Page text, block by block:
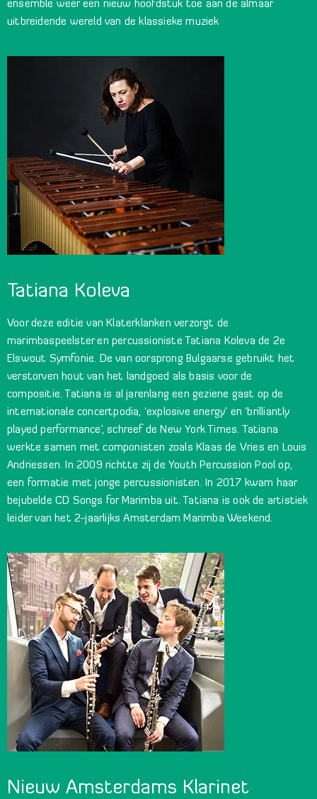
ensemble weer een nieuw hoofdstuk toe aan de almaar
uitbreidende wereld van de klassieke muziek
Tatiana Koleva
Voor deze editie van Klaterklanken verzorgt de
marimbaspeelster en percussioniste Tatiana Koleva de 2e
Elswout Symfonie. De van oorsprong Bulgaarse gebruikt het
verstorven hout van het landgoed als basis voor de
compositie. Tatiana is al jarenlang een geziene gast op de
internationale concertpodia, ‘explosive energy’ en ‘brilliantly
played performance’, schreef de New York Times. Tatiana
werkte samen met componisten zoals Klaas de Vries en Louis
Andriessen. In 2009 richtte zij de Youth Percussion Pool op,
een formatie met jonge percussionisten. In 2017 kwam haar
bejubelde CD Songs for Marimba uit. Tatiana is ook de artistiek
leider van het 2-jaarlijks Amsterdam Marimba Weekend.
Nieuw Amsterdams Klarinet